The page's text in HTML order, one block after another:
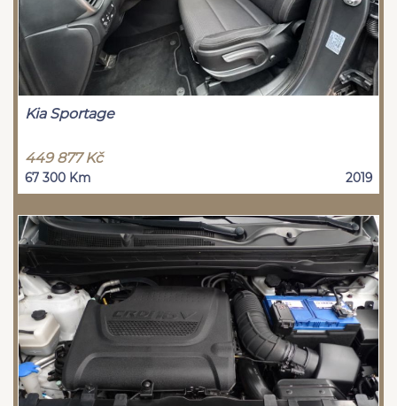
Kia Sportage
449 877 Kč
67 300 Km 2019